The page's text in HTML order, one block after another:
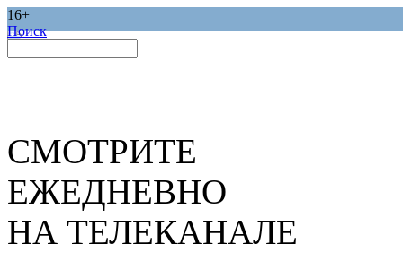
16+
Поиск
СМОТРИТЕ
ЕЖЕДНЕВНО
НА ТЕЛЕКАНАЛЕ